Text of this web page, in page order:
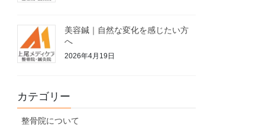
美容鍼｜自然な変化を感じたい方
へ
2026年4月19日
カテゴリー
整骨院について